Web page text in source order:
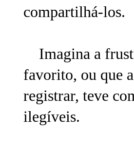
compartilhá-los.
Imagina a
favorito, ou que
registrar, teve
ilegíveis.